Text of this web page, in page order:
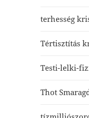
terhesség
Tértisztítás
Testi-lelki-
Thot